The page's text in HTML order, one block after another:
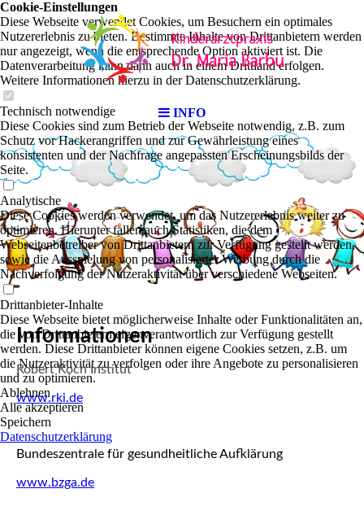
INFO
Informationen
Robert Koch Institut
www.rki.de
Bundeszentrale für gesundheitliche Aufklärung
www.bzga.de
Cookie-Einstellungen
Diese Webseite verwendet Cookies, um Besuchern ein optimales
Nutzererlebnis zu bieten. Bestimmte Inhalte von Drittanbietern werden
nur angezeigt, wenn die entsprechende Option aktiviert ist. Die
Datenverarbeitung kann dann auch in einem Drittland erfolgen.
Weitere Informationen hierzu in der Datenschutzerklärung.
Technisch notwendige
Diese Cookies sind zum Betrieb der Webseite notwendig, z.B. zum
Schutz vor Hackerangriffen und zur Gewährleistung eines
konsistenten und der Nachfrage angepassten Erscheinungsbilds der
Seite.
Analytische
Diese Cookies werden verwendet, um das Nutzererlebnis weiter zu
optimieren. Hierunter fallen auch Statistiken, die dem
Webseitenbetreiber von Drittanbietern zur Verfügung gestellt werden,
sowie die Ausspielung von personalisierter Werbung durch die
Nachverfolgung der Nutzeraktivität über verschiedene Webseiten.
Drittanbieter-Inhalte
Diese Webseite bietet möglicherweise Inhalte oder Funktionalitäten an,
die von Drittanbietern eigenverantwortlich zur Verfügung gestellt
werden. Diese Drittanbieter können eigene Cookies setzen, z.B. um
die Nutzeraktivität zu verfolgen oder ihre Angebote zu personalisieren
und zu optimieren.
Ablehnen
Alle akzeptieren
Speichern
Datenschutzerklärung